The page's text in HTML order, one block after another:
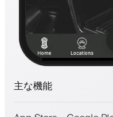
主な機能